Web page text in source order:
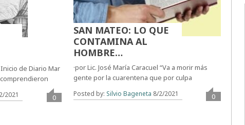
de Diario Mar
2021 0
SAN MATEO: LO QUE
CONTAMINA AL
HOMBRE…
·por Lic. José María Caracuel “Va a morir más
gente por la cuarentena que por culpa
Posted by: Silvio Bageneta 8/2/2021 0